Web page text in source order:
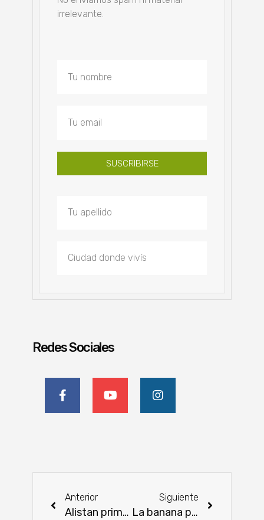
irrelevante.
SUSCRIBIRSE
Redes Sociales
Anterior
Alistan primer cohete impulsado con combustible a base de estiércol de vaca
Siguiente
La banana paraguaya rumbo a conquistar el mercado chileno